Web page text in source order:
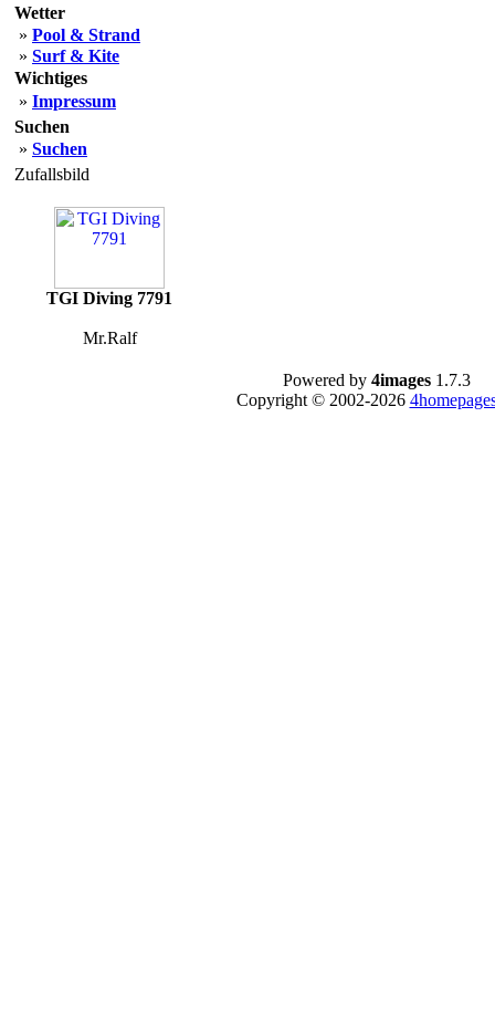
Wetter
» Pool & Strand
» Surf & Kite
Wichtiges
» Impressum
Suchen
» Suchen
Zufallsbild
TGI Diving 7791
Mr.Ralf
Powered by 4images 1.7.3
Copyright © 2002-2026